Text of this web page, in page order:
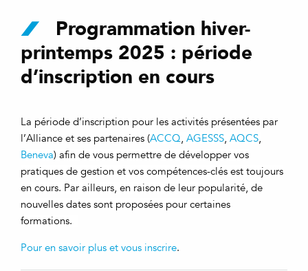
Programmation hiver-
printemps 2025 : période
d’inscription en cours
La période d’inscription pour les activités présentées par
l’Alliance et ses partenaires (ACCQ, AGESSS, AQCS,
Beneva) afin de vous permettre de développer vos
pratiques de gestion et vos compétences-clés est toujours
en cours. Par ailleurs, en raison de leur popularité, de
nouvelles dates sont proposées pour certaines
formations.
Pour en savoir plus et vous inscrire.